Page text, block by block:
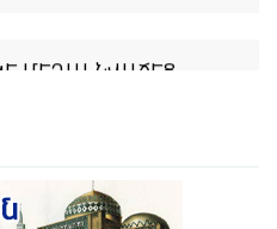
ՄԵԴԱԼ ՆՎԱՃԵՑ
ԻՐ ԿԻՊՐԱԹՈՒՐՔ
ՄԵՆԱԿ․ ԷՐԴՈՂԱՆ